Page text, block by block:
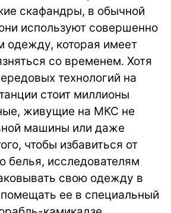
скафандры, в обычной
используют совершенно
одежду, которая имеет
со временем. Хотя
технологий на
стоит миллионы
живущие на МКС не
машины или даже
чтобы избавиться от
белья, исследователям
свою одежду в
ее в специальный